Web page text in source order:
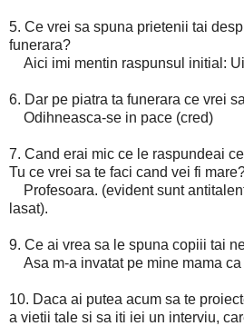
5. Ce vrei sa spuna prietenii tai
funerara?
Aici imi mentin raspunsul initial:
6. Dar pe piatra ta funerara ce vrei
Odihneasca-se in pace (cred)
7. Cand erai mic ce le raspundeai
Tu ce vrei sa te faci cand vei fi
Profesoara. (evident sunt
lasat).
9. Ce ai vrea sa le spuna copiii tai
Asa m-a invatat pe mine mama ca
10. Daca ai putea acum sa te
a vietii tale si sa iti iei un interviu,